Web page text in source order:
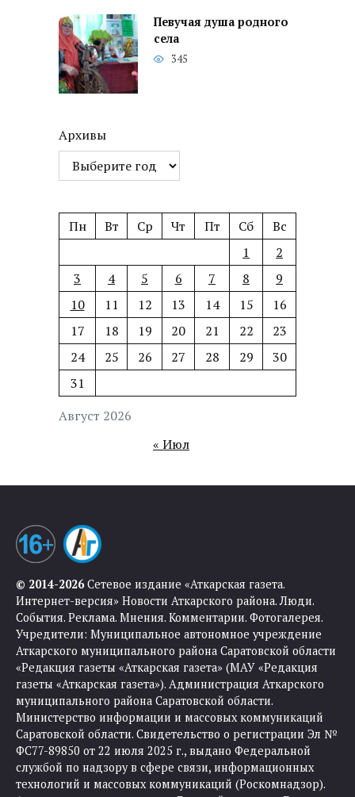
Певучая душа родного
села
345
Архивы
Август 2026
Пн Вт Ср Чт Пт Сб
Вс
1
2
3
4 5 6 7 8
9
10
11 12 13 14 15
16
17
18 19 20 21 22
23
24
25 26 27 28 29
30
31
« Июл
© 2014-2026Сетевое издание «Аткарская газета.
Интернет-версия» Новости Аткарского района. Люди.
События. Реклама. Мнения. Комментарии. Фотогалерея.
Учредители: Муниципальное автономное учреждение
Аткарского муниципального района Саратовской области
«Редакция газеты «Аткарская газета» (МАУ «Редакция
газеты «Аткарская газета»). Администрация Аткарского
муниципального района Саратовской области.
Министерство информации и массовых коммуникаций
Саратовской области. Свидетельство о регистрации Эл №
ФС77-89850 от 22 июля 2025 г., выдано Федеральной
службой по надзору в сфере связи, информационных
технологий и массовых коммуникаций (Роскомнадзор).